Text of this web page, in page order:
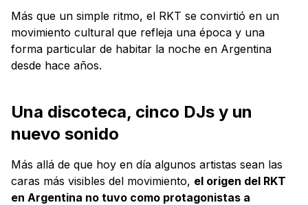
Más que un simple ritmo, el RKT se convirtió en un
movimiento cultural que refleja una época y una
forma particular de habitar la noche en Argentina
desde hace años.
Una discoteca, cinco DJs y un
nuevo sonido
Más allá de que hoy en día algunos artistas sean las
caras más visibles del movimiento, el origen del RKT
en Argentina no tuvo como protagonistas a